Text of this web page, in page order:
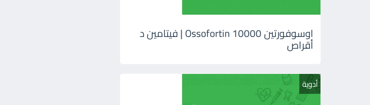
اوسوفورتين 10000 Ossofortin | فيتامين د
أقراص
أدوية